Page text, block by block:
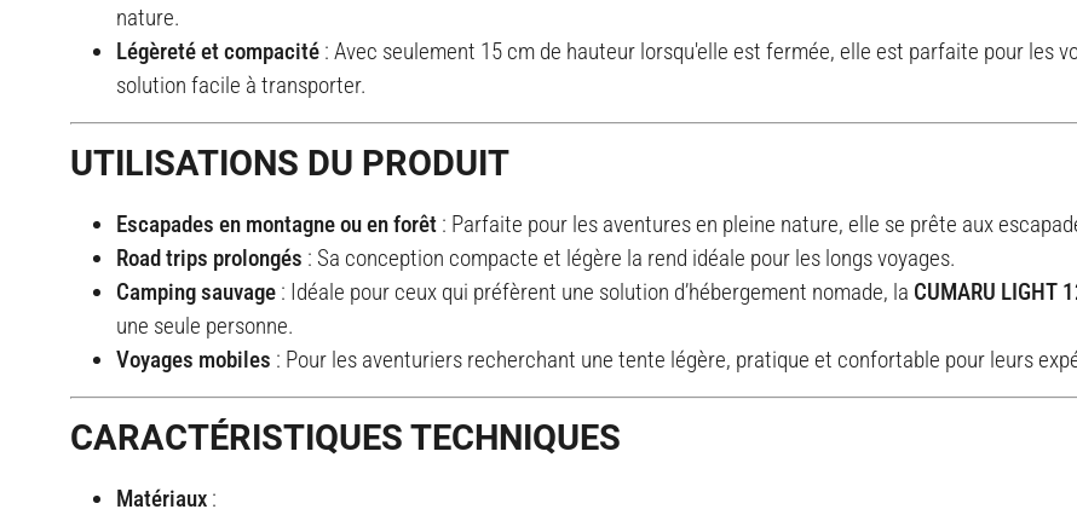
nature.
Légèreté et compacité : Avec seulement 15 cm de hauteur lorsqu'elle est fermée, elle est parfaite pour les
solution facile à transporter.
UTILISATIONS DU PRODUIT
Escapades en montagne ou en forêt : Parfaite pour les aventures en pleine nature, elle se prête aux
Road trips prolongés : Sa conception compacte et légère la rend idéale pour les longs voyages.
Camping sauvage : Idéale pour ceux qui préfèrent une solution d’hébergement nomade, la CUMARU LIGHT
une seule personne.
Voyages mobiles : Pour les aventuriers recherchant une tente légère, pratique et confortable pour leurs
CARACTÉRISTIQUES TECHNIQUES
Matériaux :